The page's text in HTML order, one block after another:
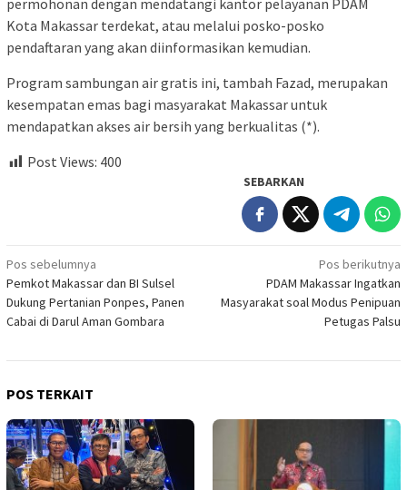
permohonan dengan mendatangi kantor pelayanan PDAM
Kota Makassar terdekat, atau melalui posko-posko
pendaftaran yang akan diinformasikan kemudian.
Program sambungan air gratis ini, tambah Fazad, merupakan
kesempatan emas bagi masyarakat Makassar untuk
mendapatkan akses air bersih yang berkualitas (*).
Post Views: 400
SEBARKAN
Navigasi
pos
Pos sebelumnya
Pemkot Makassar dan BI Sulsel
Dukung Pertanian Ponpes, Panen
Cabai di Darul Aman Gombara
Pos berikutnya
PDAM Makassar Ingatkan
Masyarakat soal Modus Penipuan
Petugas Palsu
POS TERKAIT